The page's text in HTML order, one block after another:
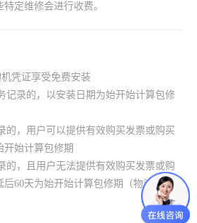
定维修会进行收费。
凭证享受免费安装
记录的，以安装日期为始开始计算包修
的，用户可以提供有效购买发票或购买
开始计算包修期
的，且用户无法提供有效购买发票或购
60天为始开始计算包修期（物流码需清